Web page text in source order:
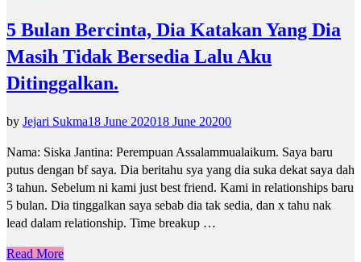
5 Bulan Bercinta, Dia Katakan Yang Dia
Masih Tidak Bersedia Lalu Aku
Ditinggalkan.
by Jejari Sukma18 June 202018 June 20200
Nama: Siska Jantina: Perempuan Assalammualaikum. Saya baru
putus dengan bf saya. Dia beritahu sya yang dia suka dekat saya dah
3 tahun. Sebelum ni kami just best friend. Kami in relationships baru
5 bulan. Dia tinggalkan saya sebab dia tak sedia, dan x tahu nak
lead dalam relationship. Time breakup …
Read More